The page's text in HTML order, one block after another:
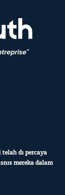
di percaya
mereka dalam